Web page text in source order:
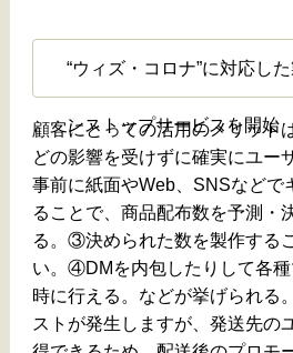
“ウィズ・コロナ”に対応し
ンストップサービスを開始
顧客にとっての活用のメリット
どの影響を受けずに確実にユ
事前に紙面やWeb、SNSなどで
ることで、商品配布数を予測・
る。③決められた数を製作する
い。④DMを内包したりして各種
時に行える。などが挙げられる
ストが発生しますが、発送先の